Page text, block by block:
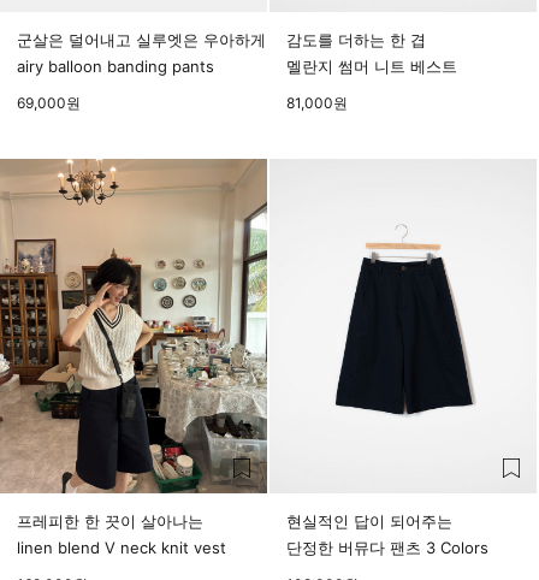
군살은 덜어내고 실루엣은 우아하게
airy balloon banding pants
69,000원
감도를 더하는 한 겹
멜란지 썸머 니트 베스트
81,000원
프레피한 한 끗이 살아나는
linen blend V neck knit vest
현실적인 답이 되어주는
단정한 버뮤다 팬츠 3 Colors